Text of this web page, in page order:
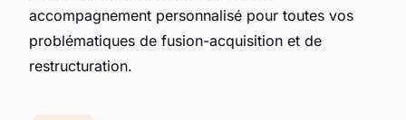
accompagnement personnalisé pour toutes vos
problématiques de fusion-acquisition et de
restructuration.